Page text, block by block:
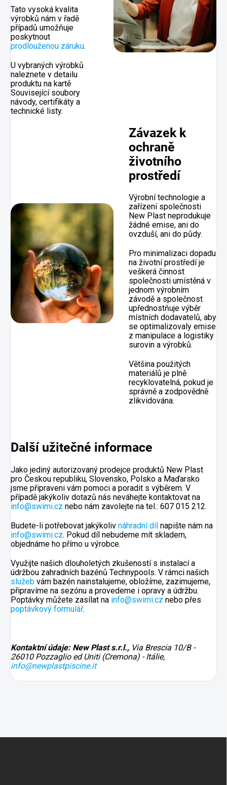
Tato vysoká kvalita
výrobků nám v řadě
případů umožňuje
poskytnout
prodlouženou záruku.
U vybraných výrobků
naleznete v detailu
produktu na kartě
Související soubory
návody, certifikáty a
technické listy.
Závazek k
ochraně
životního
prostředí
Výrobní technologie a
zařízení společnosti
New Plast neprodukuje
žádné emise, ani do
ovzduší, ani do půdy.
Pro minimalizaci dopadu
na životní prostředí je
veškerá činnost
společnosti umístěná v
jednom výrobním
závodě a společnost
upřednostňuje výběr
místních dodavatelů, aby
se optimalizovaly emise
z manipulace a logistiky
surovin a výrobků.
Většina použitých
materiálů je plně
recyklovatelná, pokud je
správně a zodpovědně
zlikvidována.
Další užitečné informace
Jako jediný autorizovaný prodejce produktů New Plast
pro Českou republiku, Slovensko, Polsko a Maďarsko
jsme připraveni vám pomoci a poradit s výběrem. V
případě jakýkoliv dotazů nás neváhejte kontaktovat na
info@swimi.cz nebo nám zavolejte na tel.: 607 015 212.
Budete-li potřebovat jakýkoliv náhradní díl napište nám na
info@swimi.cz. Pokud díl nebudeme mít skladem,
objednáme ho přímo u výrobce.
Využijte našich dlouholetých zkušeností s instalací a
údržbou zahradních bazénů Technypools. V rámci našich
služeb vám bazén nainstalujeme, obložíme, zazimujeme,
připravíme na sezónu a provedeme i opravy a údržbu.
Poptávky můžete zasílat na info@swimi.cz nebo přes
poptávkový formulář.
Kontaktní údaje: New Plast s.r.l., Via Brescia 10/B -
26010 Pozzaglio ed Uniti (Cremona) - Itálie,
info@newplastpiscine.it